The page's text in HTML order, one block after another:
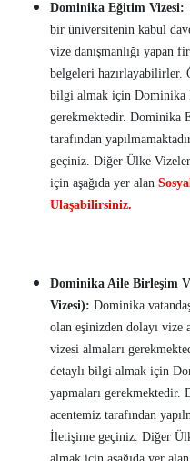
Dominika Eğitim Vizesi:
bir üniversitenin kabul
vize danışmanlığı yapan
belgeleri hazırlayabilirler.
bilgi almak için Dominika
gerekmektedir. Dominika
tarafından
geçiniz. Diğer Ülke
için aşağıda yer alan
Ulaşabilirsiniz.
Dominika Aile Birleşim
Vizesi): Dominika
olan eşinizden dolayı
vizesi almaları
detaylı bilgi almak için
yapmaları
acentemiz tarafından
İletişime geçiniz. Diğer